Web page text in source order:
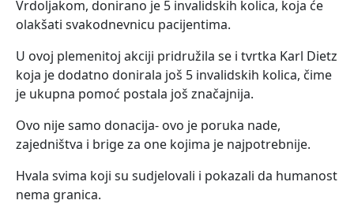
Vrdoljakom, donirano je 5 invalidskih kolica, koja će
olakšati svakodnevnicu pacijentima.
U ovoj plemenitoj akciji pridružila se i tvrtka Karl Dietz
koja je dodatno donirala još 5 invalidskih kolica, čime
je ukupna pomoć postala još značajnija.
Ovo nije samo donacija- ovo je poruka nade,
zajedništva i brige za one kojima je najpotrebnije.
Hvala svima koji su sudjelovali i pokazali da humanost
nema granica.